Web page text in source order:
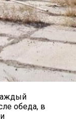
обеда, в